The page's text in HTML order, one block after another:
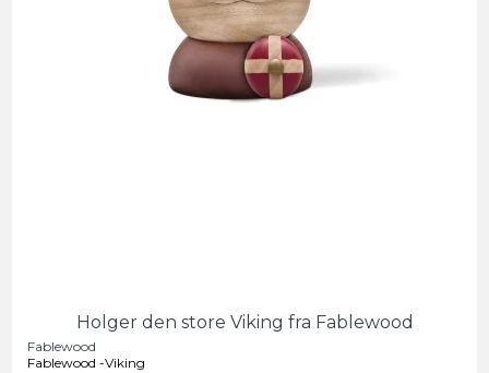
Holger den store Viking fra Fablewood
Fablewood
Fablewood -Viking